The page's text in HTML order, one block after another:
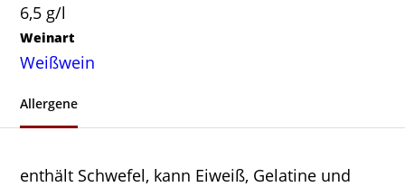
6,5 g/l
Weinart
Weißwein
Allergene
enthält Schwefel, kann Eiweiß, Gelatine und